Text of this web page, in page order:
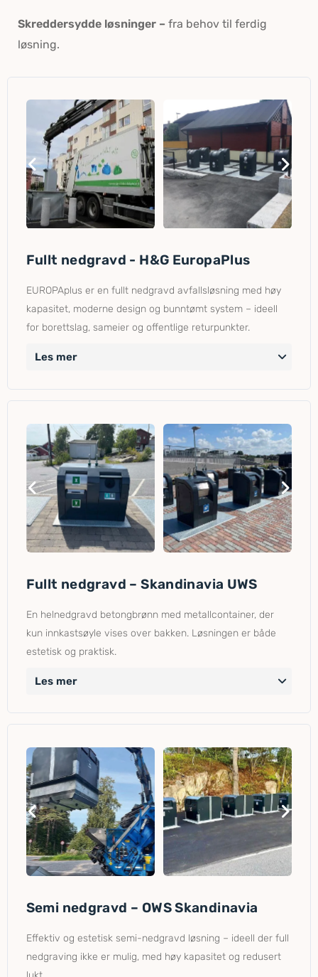
Skreddersydde løsninger – fra behov til ferdig
løsning.
Fullt nedgravd - H&G EuropaPlus
EUROPAplus er en fullt nedgravd avfallsløsning med høy
kapasitet, moderne design og bunntømt system – ideell
for borettslag, sameier og offentlige returpunkter.
Les mer
Fullt nedgravd – Skandinavia UWS
En helnedgravd betongbrønn med metallcontainer, der
kun innkastsøyle vises over bakken. Løsningen er både
estetisk og praktisk.
Les mer
Semi nedgravd – OWS Skandinavia
Effektiv og estetisk semi-nedgravd løsning – ideell der full
nedgraving ikke er mulig, med høy kapasitet og redusert